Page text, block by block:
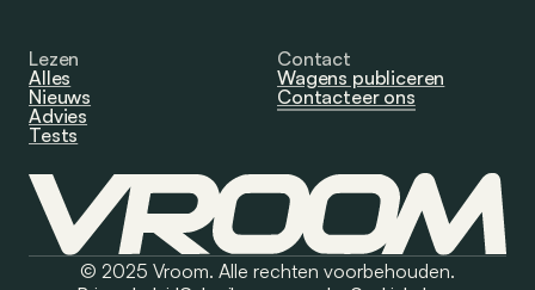
Lezen
Alles
Nieuws
Advies
Tests
Contact
Wagens publiceren
Contacteer ons
© 2025 Vroom. Alle rechten voorbehouden.